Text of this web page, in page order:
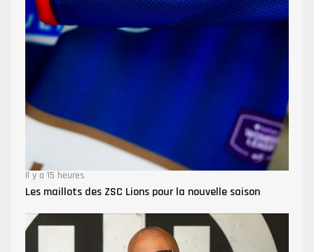
Il y a 15 heures
Les maillots des ZSC Lions pour la nouvelle saison